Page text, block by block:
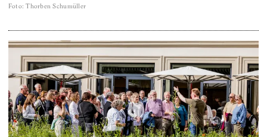
Foto: Thorben Schumüller